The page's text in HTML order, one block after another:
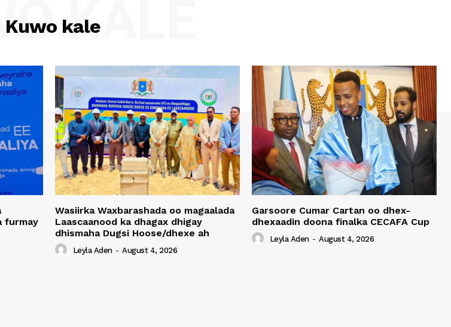
Kuwo kaleKALE
furmay
Wasiirka Waxbarashada oo magaalada
Laascaanood ka dhagax dhigay
dhismaha Dugsi Hoose/dhexe ah
Leyla Aden - August 4, 2026
Garsoore Cumar Cartan oo dhex-
dhexaadin doona finalka CECAFA Cup
Leyla Aden - August 4, 2026